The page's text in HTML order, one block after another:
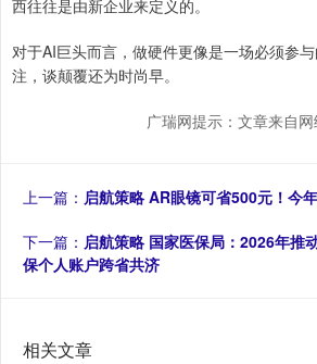
西往往是由新企业来定义的。
对于AI巨头而言，做硬件更像是一场必须参
注，谈颠覆还为时尚早。
广瑞网提示：文章来自网
上一篇： 启航策略 AR眼镜可省500元！今
下一篇： 启航策略 国家医保局：2026年推
保个人账户跨省共济
相关文章